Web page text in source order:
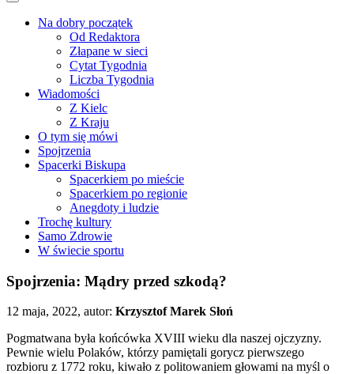
Na dobry początek
Od Redaktora
Złapane w sieci
Cytat Tygodnia
Liczba Tygodnia
Wiadomości
Z Kielc
Z Kraju
O tym się mówi
Spojrzenia
Spacerki Biskupa
Spacerkiem po mieście
Spacerkiem po regionie
Anegdoty i ludzie
Trochę kultury
Samo Zdrowie
W świecie sportu
Spojrzenia: Mądry przed szkodą?
12 maja, 2022, autor: Krzysztof Marek Słoń
Pogmatwana była końcówka XVIII wieku dla naszej ojczyzny.
Pewnie wielu Polaków, którzy pamiętali gorycz pierwszego
rozbioru z 1772 roku, kiwało z politowaniem głowami na myśl o